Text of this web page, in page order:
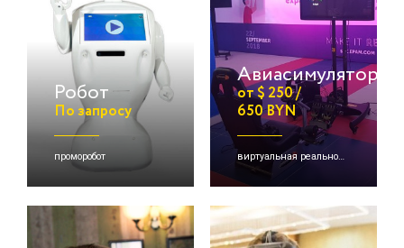
Робот
По запросу
проморобот
Авиасимулятор
от $ 250 /
650 BYN
виртуальная реальность, выездной аттракцион, авто- и авиасимуляторы и др.